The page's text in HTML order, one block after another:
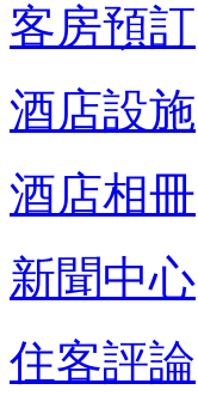
客房預訂
酒店設施
酒店相冊
新聞中心
住客評論